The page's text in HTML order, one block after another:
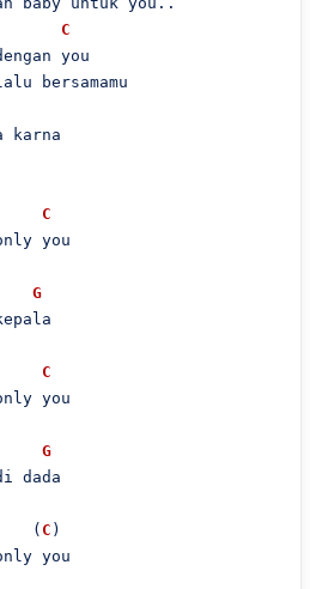
C
you
bersamamu
karna
C
you
G
C
you
G
dada
(
C )
you